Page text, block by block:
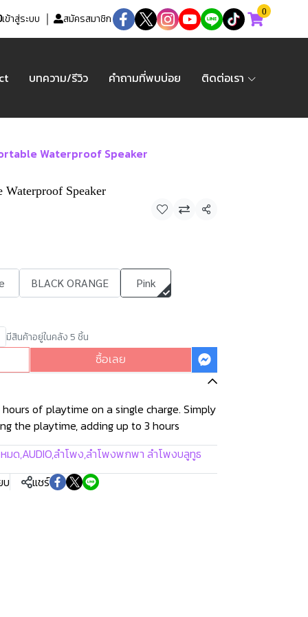
เข้าสู่ระบบ สมัครสมาชิก
0
บทความ/รีวิว คำถามที่พบบ่อย ติดต่อเรา
Waterproof Speaker
Speaker
แชร์
BLACK ORANGE Pink
มีสินค้าอยู่ในคลัง 5 ชิ้น
ซื้อเลย
hours of playtime on a single charge. Simply
the playtime, adding up to 3 hours
มด,AUDIO,ลำโพง,ลำโพงพกพา ลำโพงบลูทูธ
บ
แชร์